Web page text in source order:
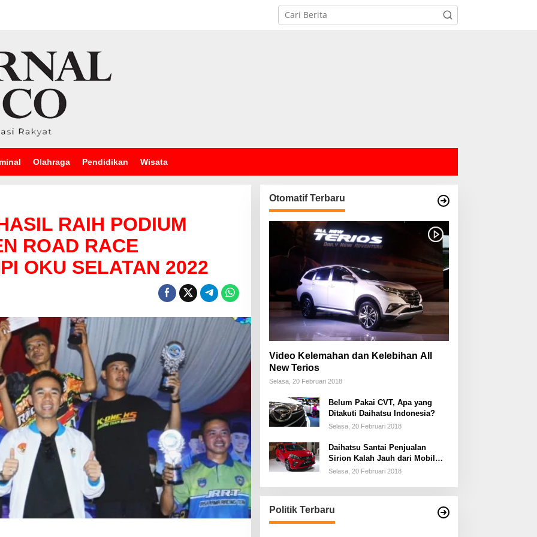
Olahraga Pendidikan Wisata
RAIH PODIUM
ROAD RACE
OKU SELATAN 2022
Otomatif Terbaru
Video Kelemahan dan Kelebihan All
New Terios
Selasa, 20 Februari 2018
Belum Pakai CVT, Apa yang
Ditakuti Daihatsu Indonesia?
Selasa, 20 Februari 2018
Daihatsu Santai Penjualan
Sirion Kalah Jauh dari Mobil
LCGC
Selasa, 20 Februari 2018
Politik Terbaru